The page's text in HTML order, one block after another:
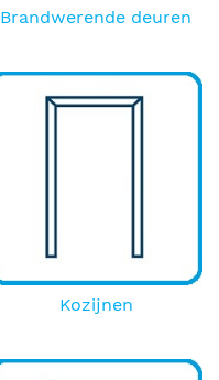
Brandwerende deuren
Kozijnen